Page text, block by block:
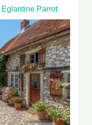
Eglantine Parrot